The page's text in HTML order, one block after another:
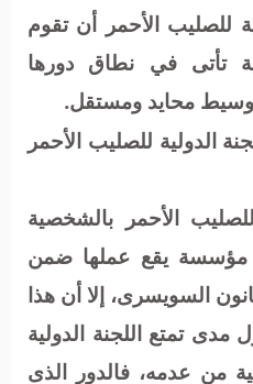
للصليب الأحمر أن تقوم
تأتى في نطاق دورها
محايد ومستقل.
الدولية للصليب الأحمر
للصليب الأحمر بالشخصية
مؤسسة يقع عملها ضمن
القانون السويسرى، إلا أن هذا
مدى تمتع اللجنة الدولية
من عدمه، فالدور الذى